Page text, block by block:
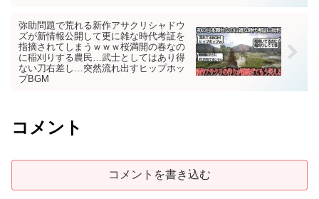
弥助問題で荒れる新作アサクリシャドウ
ズが新情報公開して更に雑な時代考証を
指摘されてしまうｗｗｗ桜満開の春なの
に稲刈りする農民…武士としてはあり得
ない刀右差し…突然流れ出すヒップホッ
プBGM
コメント
コメントを書き込む